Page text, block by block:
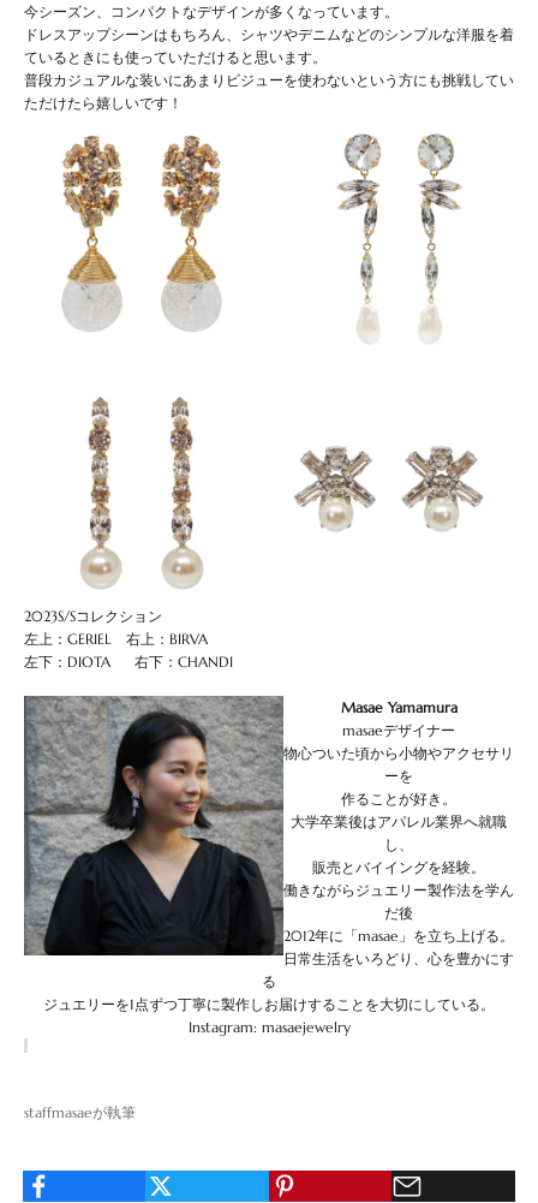
今シーズン、コンパクトなデザインが多くなっています。
ドレスアップシーンはもちろん、シャツやデニムなどのシンプルな洋服を着
ているときにも使っていただけると思います。
普段カジュアルな装いにあまりビジューを使わないという方にも挑戦してい
ただけたら嬉しいです！
2023S/Sコレクション
左上： GERIEL 右上： BIRVA
左下： DIOTA 右下： CHANDI
Masae Yamamura
masaeデザイナー
物心ついた頃から小物やアクセサリ
ーを
作ることが好き。
大学卒業後はアパレル業界へ就職
し、
販売とバイイングを経験。
働きながらジュエリー製作法を学ん
だ後
2012年に「masae」を立ち上げる。
日常生活をいろどり、心を豊かにす
る
ジュエリーを1点ずつ丁寧に製作しお届けすることを大切にしている。
Instagram: masaejewelry
staffmasaeが執筆